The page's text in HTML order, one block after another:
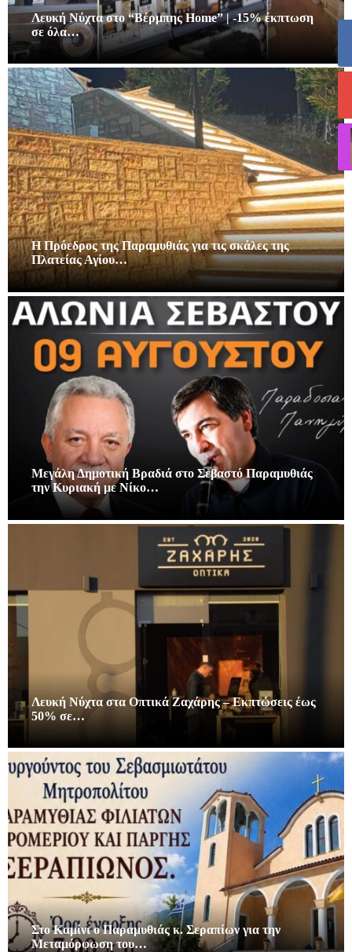
Λευκή Νύχτα στο “Βέρμπης Home” | -15% έκπτωση
σε όλα…
Η Πρόεδρος της Παραμυθιάς για τις σκάλες της
Πλατείας Αγίου…
Μεγάλη Δημοτική Βραδιά στο Σεβαστό Παραμυθιάς
την Κυριακή με Νίκο…
Λευκή Νύχτα στα Οπτικά Ζαχάρης – Εκπτώσεις έως
50% σε…
Στο Καμίνι ο Παραμυθιάς κ. Σεραπίων για την
Μεταμόρφωση του…